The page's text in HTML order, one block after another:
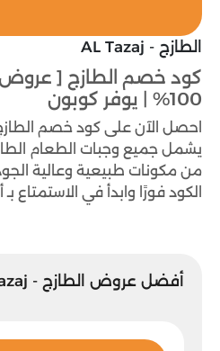
الطازج - AL Tazaj
كود خصم الطازج [ عروض
100% | يوفر كوبون
يشمل جميع وجبات الطعام
من مكونات طبيعية وعالية
الكود فورًا وابدأ في
أفضل عروض الطازج - AL Tazaj